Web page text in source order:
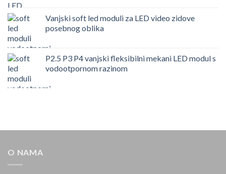
Vanjski soft led moduli za LED video zidove
posebnog oblika
P2.5 P3 P4 vanjski fleksibilni mekani LED modul s
vodootpornom razinom
O NAMA